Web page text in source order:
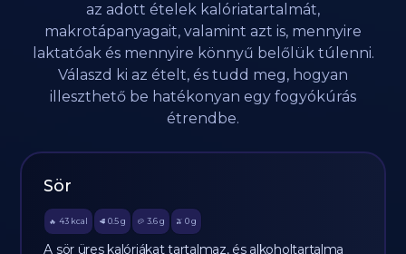
az adott ételek kalóriatartalmát,
makrotápanyagait, valamint azt is, mennyire
laktatóak és mennyire könnyű belőlük túlenni.
Válaszd ki az ételt, és tudd meg, hogyan
illeszthető be hatékonyan egy fogyókúrás
étrendbe.
Sör
🔥 43 kcal 🥩 0.5 g 🥔 3.6g 🫒 0 g
A sör üres kalóriákat tartalmaz, és alkoholtartalma